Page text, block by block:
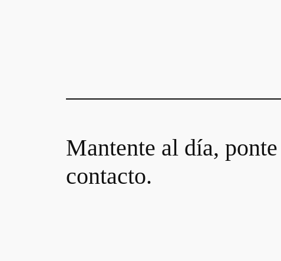
Mantente al día, ponte
contacto.